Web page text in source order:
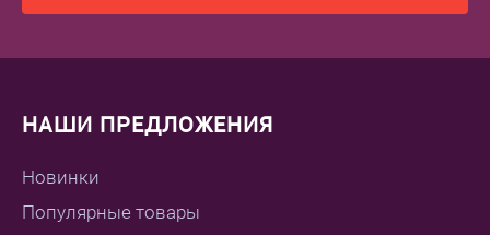
НАШИ ПРЕДЛОЖЕНИЯ
Новинки
Популярные товары